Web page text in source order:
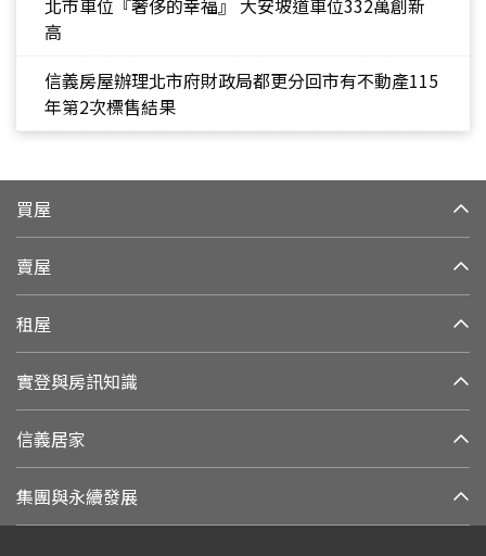
北市車位『奢侈的幸福』 大安坡道車位332萬創新
高
信義房屋辦理北市府財政局都更分回市有不動產115
年第2次標售結果
買屋
賣屋
租屋
實登與房訊知識
信義居家
集團與永續發展